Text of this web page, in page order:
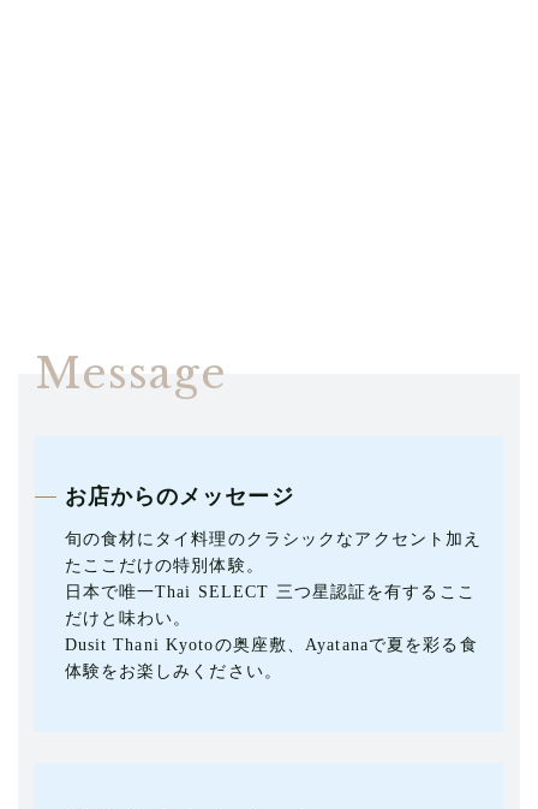
Message
お店からのメッセージ
旬の食材にタイ料理のクラシックなアクセント加え
たここだけの特別体験。
日本で唯一Thai SELECT 三つ星認証を有するここ
だけと味わい。
Dusit Thani Kyotoの奥座敷、Ayatanaで夏を彩る食
体験をお楽しみください。